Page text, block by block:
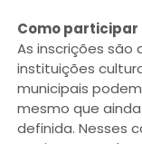
Como participar
As inscrições são
instituições
municipais
mesmo que
definida. Nesses